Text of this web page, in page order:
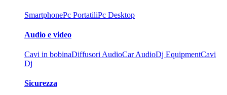
SmartphonePc PortatiliPc Desktop
Audio e video
Cavi in bobinaDiffusori AudioCar AudioDj EquipmentCavi
Dj
Sicurezza